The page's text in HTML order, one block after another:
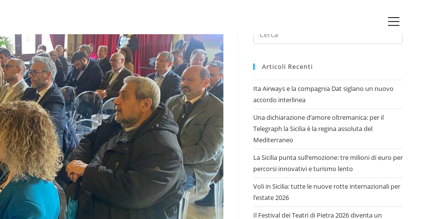
Main
Escape
Articoli Recenti
Ita Airways e la compagnia Dat siglano un nuovo
accordo interlinea
Una dichiarazione d’amore oltremanica: per il
Telegraph la Sicilia è la regina assoluta del
Mediterraneo
La Sicilia punta sull’emozione: tre milioni di euro per
percorsi innovativi e turismo lento
Voli in Sicilia: tutte le nuove rotte internazionali per
l’estate 2026
Il Festival dei Teatri di Pietra 2026 diventa un